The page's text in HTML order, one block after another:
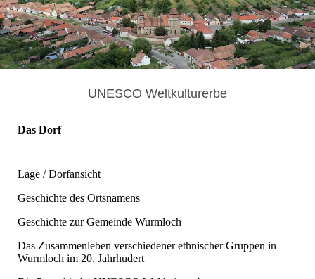
UNESCO Weltkulturerbe
Das Dorf
Lage / Dorfansicht
Geschichte des Ortsnamens
Geschichte zur Gemeinde Wurmloch
Das Zusammenleben verschiedener ethnischer Gruppen in
Wurmloch im 20. Jahrhudert